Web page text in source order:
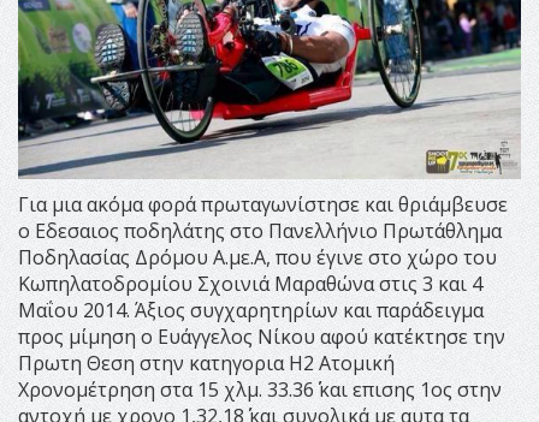
Για μια ακόμα φορά πρωταγωνίστησε και θριάμβευσε
ο Εδεσαιος ποδηλάτης στο Πανελλήνιο Πρωτάθλημα
Ποδηλασίας Δρόμου Α.με.Α, που έγινε στο χώρο του
Κωπηλατοδρομίου Σχοινιά Μαραθώνα στις 3 και 4
Μαΐου 2014. Άξιος συγχαρητηρίων και παράδειγμα
προς μίμηση ο Ευάγγελος Νίκου αφού κατέκτησε την
Πρωτη Θεση στην κατηγορια Η2 Ατομική
Χρονομέτρηση στα 15 χλμ. 33.36΄΄ και επισης 1ος στην
αντοχή με χρονο 1,32,18΄΄ και συνολικά με αυτα τα